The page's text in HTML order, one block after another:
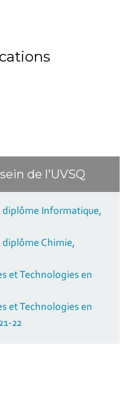
de l'UVSQ
diplôme Informatique,
diplôme Chimie,
et Technologies en
et Technologies en
22